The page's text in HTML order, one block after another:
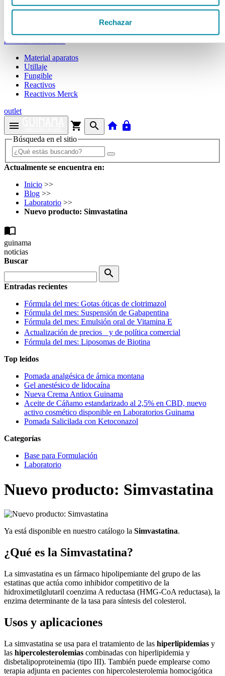
Rechazar
Tubos
material laboratorio
Material aparatos
Utillaje
Fungible
Reactivos
Reactivos Merck
outlet
menu shopping_cart search home lock
Búsqueda en el sitio
Actualmente se encuentra en:
Inicio >>
Blog >>
Laboratorio >>
Nuevo producto: Simvastatina
import_contacts
guinama
noticias
Buscar
search
Entradas recientes
Fórmula del mes: Gotas óticas de clotrimazol
Fórmula del mes: Suspensión de Gabapentina
Fórmula del mes: Emulsión oral de Vitamina E
Actualización de precios y de política comercial
Fórmula del mes: Liposomas de Biotina
Top leídos
Pomada analgésica de árnica montana
Gel anestésico de lidocaína
Nueva Crema Antiox Guinama
Aceite de Cáñamo estandarizado al 2,5% en CBD, nuevo
activo cosmético disponible en Laboratorios Guinama
Pomada Salicilada con Ketoconazol
Categorías
Base para Formulación
Laboratorio
Nuevo producto: Simvastatina
Ya está disponible en nuestro catálogo la Simvastatina.
¿Qué es la Simvastatina?
La simvastatina es un fármaco hipolipemiante del grupo de las
estatinas que actúa como inhibidor competitivo de la
hidroximetilglutaril coenzima A reductasa (HMG-CoA reductasa), la
enzima determinante de la tasa para síntesis del colesterol.
Usos y aplicaciones
La simvastatina se usa para el tratamiento de las hiperlipidemias y
las hipercolesterolemias combinadas con hiperlipidemia y
disbetalipoproteinemia (tipo III). También puede emplearse como
terapia adjunta en pacientes con hipercolesterolemia homocigótica